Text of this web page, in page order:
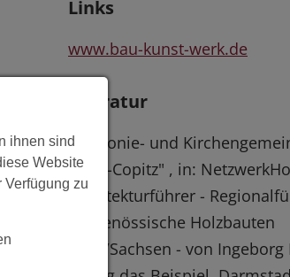
Links
www.bau-kunst-werk.de
Literatur
"Diakonie- und
Pirna-Copitz" , in:
Architekturführer -
zeitgenössische Holzbauten
2004/Sachsen - von Ingeborg
ihnen sind
Website
zu